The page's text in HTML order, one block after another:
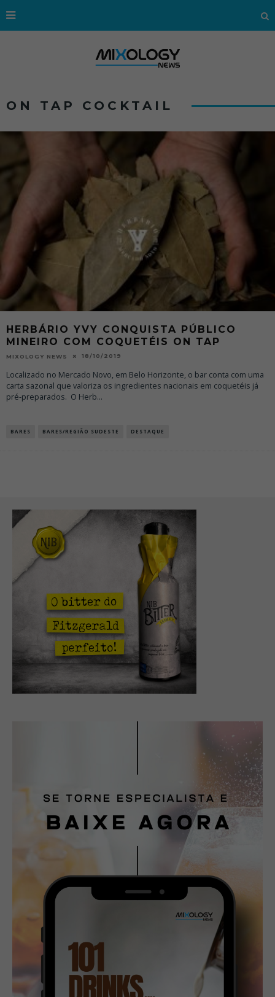
ON TAP COCKTAIL
HERBÁRIO YVY CONQUISTA PÚBLICO
MINEIRO COM COQUETÉIS ON TAP
MIXOLOGY NEWS 18/10/2019
Localizado no Mercado Novo, em Belo Horizonte, o bar conta com uma
carta sazonal que valoriza os ingredientes nacionais em coquetéis já
pré-preparados. O Herb...
BARES BARES/REGIÃO SUDESTE DESTAQUE